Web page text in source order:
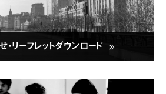
リーフレットダウンロード